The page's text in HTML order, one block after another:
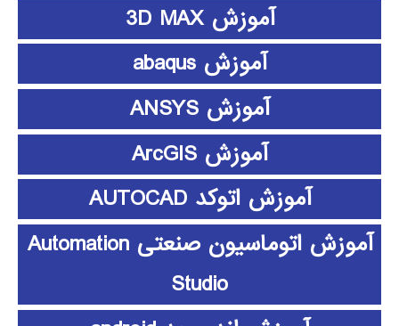
آموزش 3D MAX
آموزش abaqus
آموزش ANSYS
آموزش ArcGIS
آموزش اتوکد AUTOCAD
آموزش اتوماسیون صنعتی Automation
Studio